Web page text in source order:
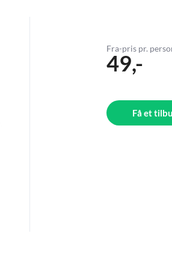
Fra-pris pr.
49,-
Få et